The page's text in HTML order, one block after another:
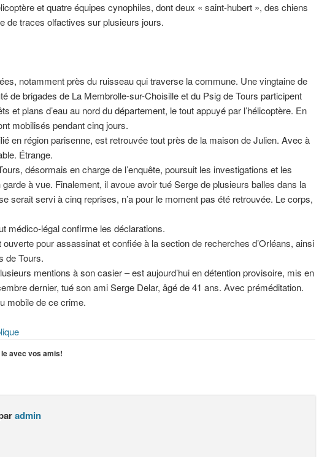
et quatre équipes cynophiles, dont deux « saint-hubert », des chiens
de traces olfactives sur plusieurs jours.
notamment près du ruisseau qui traverse la commune. Une vingtaine de
de brigades de La Membrolle-sur-Choisille et du Psig de Tours participent
et plans d’eau au nord du département, le tout appuyé par l’hélicoptère. En
mobilisés pendant cinq jours.
en région parisenne, est retrouvée tout près de la maison de Julien. Avec à
Étrange.
désormais en charge de l’enquête, poursuit les investigations et les
à vue. Finalement, il avoue avoir tué Serge de plusieurs balles dans la
serait servi à cinq reprises, n’a pour le moment pas été retrouvée. Le corps,
médico-légal confirme les déclarations.
pour assassinat et confiée à la section de recherches d’Orléans, ainsi
de Tours.
mentions à son casier – est aujourd’hui en détention provisoire, mis en
dernier, tué son ami Serge Delar, âgé de 41 ans. Avec préméditation.
mobile de ce crime.
avec vos amis!
admin